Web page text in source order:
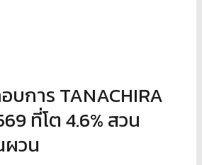
บการ TANACHIRA
ที่โต 4.6% สวน
วน